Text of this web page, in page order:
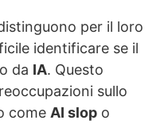
per il loro
identificare se il
da IA. Questo
sullo
come AI slop o